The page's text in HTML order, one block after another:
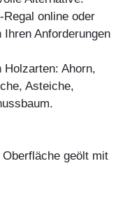
online oder
Anforderungen
Holzarten: Ahorn,
Asteiche,
geölt mit